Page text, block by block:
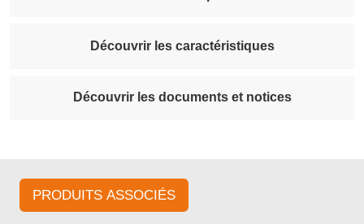
Découvrir les caractéristiques
Découvrir les documents et notices
PRODUITS ASSOCIÉS